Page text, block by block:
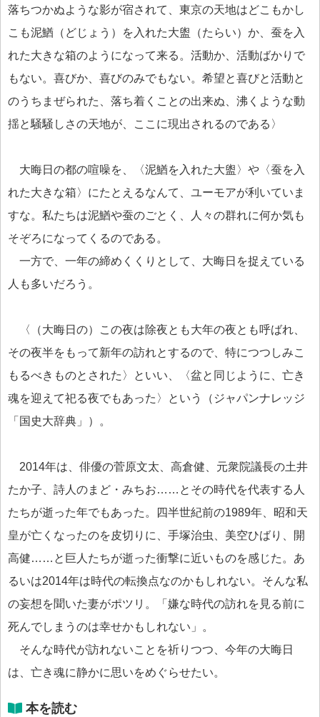
落ちつかぬような影が宿されて、東京の天地はどこもかし
こも泥鰌（どじょう）を入れた大盥（たらい）か、蚕を入
れた大きな箱のようになって来る。活動か、活動ばかりで
もない。喜びか、喜びのみでもない。希望と喜びと活動と
のうちまぜられた、落ち着くことの出来ぬ、沸くような動
揺と騒騒しさの天地が、ここに現出されるのである〉
大晦日の都の喧噪を、〈泥鰌を入れた大盥〉や〈蚕を入
れた大きな箱〉にたとえるなんて、ユーモアが利いていま
すな。私たちは泥鰌や蚕のごとく、人々の群れに何か気も
そぞろになってくるのである。
一方で、一年の締めくくりとして、大晦日を捉えている
人も多いだろう。
〈（大晦日の）この夜は除夜とも大年の夜とも呼ばれ、
その夜半をもって新年の訪れとするので、特につつしみこ
もるべきものとされた〉といい、〈盆と同じように、亡き
魂を迎えて祀る夜でもあった〉という（ジャパンナレッジ
「国史大辞典」）。
2014年は、俳優の菅原文太、高倉健、元衆院議長の土井
たか子、詩人のまど・みちお……とその時代を代表する人
たちが逝った年でもあった。四半世紀前の1989年、昭和天
皇が亡くなったのを皮切りに、手塚治虫、美空ひばり、開
高健……と巨人たちが逝った衝撃に近いものを感じた。あ
るいは2014年は時代の転換点なのかもしれない。そんな私
の妄想を聞いた妻がポツリ。「嫌な時代の訪れを見る前に
死んでしまうのは幸せかもしれない」。
そんな時代が訪れないことを祈りつつ、今年の大晦日
は、亡き魂に静かに思いをめぐらせたい。
本を読む